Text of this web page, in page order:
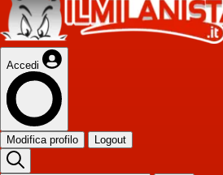
Accedi
Modifica profilo Logout